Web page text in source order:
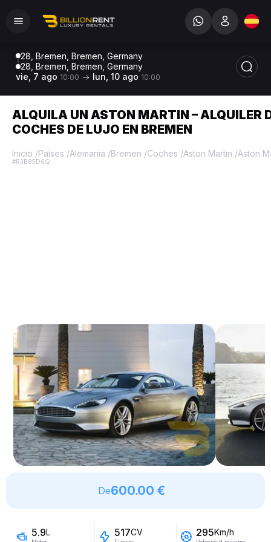
28, Bremen, Bremen, Germany
28, Bremen, Bremen, Germany
vie, 7 ago 10:00 lun, 10 ago 10:00
ALQUILA UN ASTON MARTIN – ALQUILER
COCHES DE LUJO EN BREMEN
Inicio /Países /Alemania /Bremen /Coches /Aston Martin /Aston
#R3B85D6Q
De600.00 €
5.9L 517CV 295Km/h